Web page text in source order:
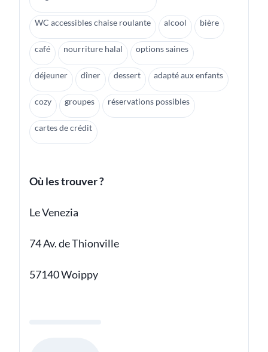
WC accessibles chaise roulante alcool bière
café nourriture halal options saines
déjeuner dîner dessert adapté aux enfants
cozy groupes réservations possibles
cartes de crédit
Où les trouver ?
Le Venezia
74 Av. de Thionville
57140 Woippy